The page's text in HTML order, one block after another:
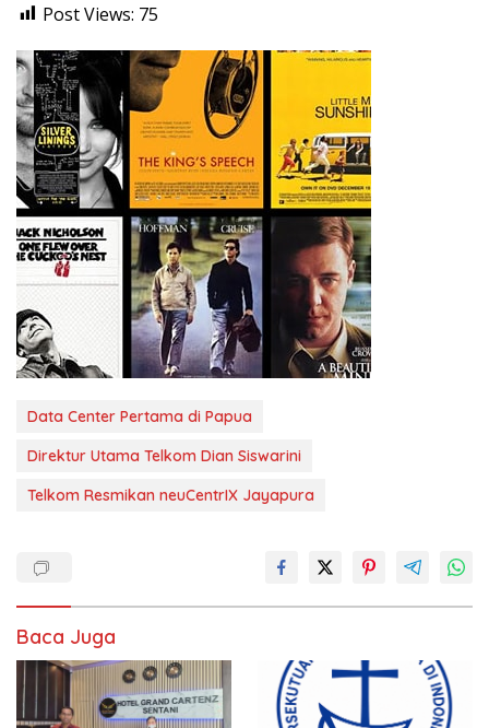
Post Views: 75
Data Center Pertama di Papua
Direktur Utama Telkom Dian Siswarini
Telkom Resmikan neuCentrIX Jayapura
Baca Juga